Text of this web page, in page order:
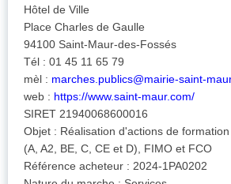
Hôtel de Ville
Place Charles de Gaulle
94100 Saint-Maur-des-Fossés
Tél : 01 45 11 65 79
mèl : marches.publics@mairie-saint-
web : https://www.saint-maur.com/
SIRET 21940068600016
Objet : Réalisation d'actions de
(A, A2, BE, C, CE et D), FIMO et FCO
Référence acheteur : 2024-1PA0202